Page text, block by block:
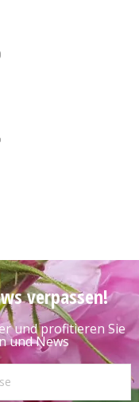
verpassen!
und profitieren Sie
und News